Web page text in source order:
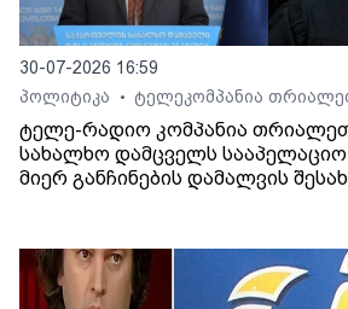
30-07-2026 16:59
პოლიტიკა
• ტელეკომპანია
ტელე-რადიო კომპანია
სახალხო დამცველს
მიერ განჩინების დამალვის